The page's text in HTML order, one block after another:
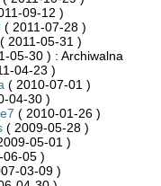
09-12 )
( 2011-07-28 )
( 2011-05-31 )
05-30 ) : Archiwalna
04-23 )
( 2010-07-01 )
04-30 )
( 2010-01-26 )
( 2009-05-28 )
05-01 )
06-05 )
03-09 )